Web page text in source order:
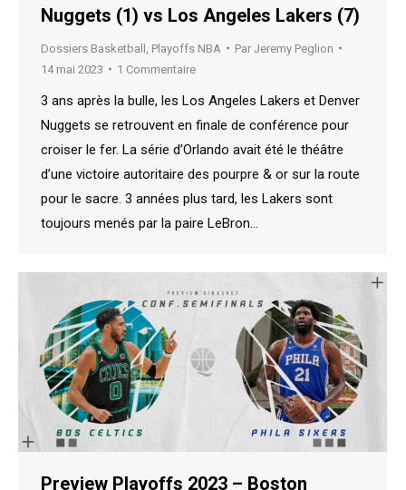
Nuggets (1) vs Los Angeles Lakers (7)
Dossiers Basketball Playoffs NBA Par Jeremy Peglion
14 mai 2023
1 Commentaire
3 ans après la bulle, les Los Angeles Lakers et Denver
Nuggets se retrouvent en finale de conférence pour
croiser le fer. La série d’Orlando avait été le théâtre
d’une victoire autoritaire des pourpre & or sur la route
pour le sacre. 3 années plus tard, les Lakers sont
toujours menés par la paire LeBron…
Preview Playoffs 2023 – Boston